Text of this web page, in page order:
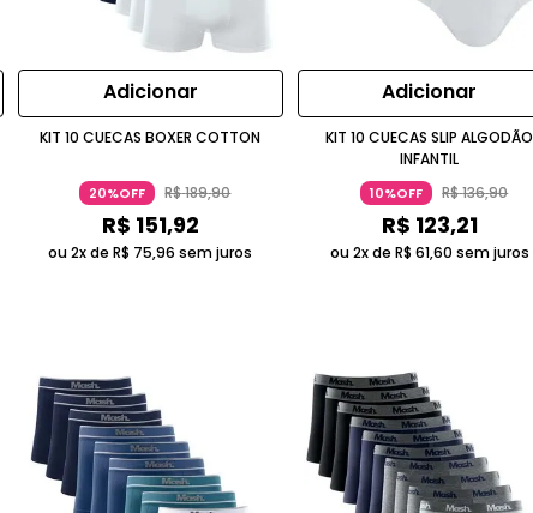
Adicionar
KIT 10 CUECAS BOXER COTTON
20%OFF R$189,90
R$ 151,92
ou 2x deR$ 75,96 sem juros
Adicionar
KIT 10 CUECAS SLIP ALGODÃO
INFANTIL
10%OFF R$136,90
R$ 123,21
ou 2x de R$ 61,60 sem juros